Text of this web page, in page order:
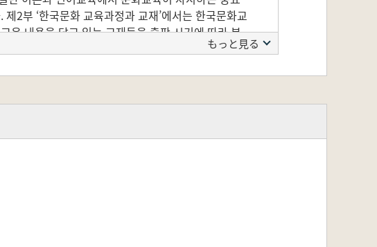
2부 ‘한국문화 교육과정과 교재’에서는 한국문화교
육 내용을 담고 있는 교재들을 출판 시기에 따라 분
유형별 문화교육의 내용과 방향을 다루었다. 국내 학
もっと見る